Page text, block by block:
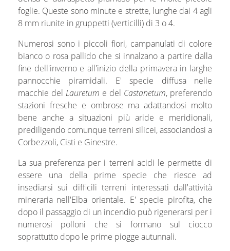
foglie. Queste sono minute e strette, lunghe dai 4 agli
8 mm riunite in gruppetti (verticilli) di 3 o 4.
Numerosi sono i piccoli fiori, campanulati di colore
bianco o rosa pallido che si innalzano a partire dalla
fine dell'inverno e all'inizio della primavera in larghe
pannocchie piramidali. E' specie diffusa nelle
macchie del Lauretum e del Castanetum, preferendo
stazioni fresche e ombrose ma adattandosi molto
bene anche a situazioni più aride e meridionali,
prediligendo comunque terreni silicei, associandosi a
Corbezzoli, Cisti e Ginestre.
La sua preferenza per i terreni acidi le permette di
essere una della prime specie che riesce ad
insediarsi sui difficili terreni interessati dall'attività
mineraria nell'Elba orientale. E' specie pirofita, che
dopo il passaggio di un incendio può rigenerarsi per i
numerosi polloni che si formano sul ciocco
soprattutto dopo le prime piogge autunnali.